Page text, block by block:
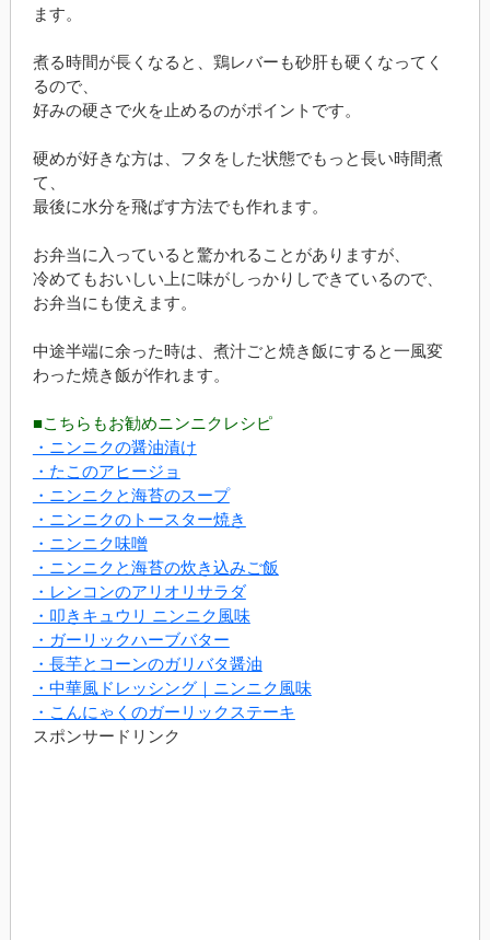
ます。
煮る時間が長くなると、鶏レバーも砂肝も硬くなってく
るので、
好みの硬さで火を止めるのがポイントです。
硬めが好きな方は、フタをした状態でもっと長い時間煮
て、
最後に水分を飛ばす方法でも作れます。
お弁当に入っていると驚かれることがありますが、
冷めてもおいしい上に味がしっかりしできているので、
お弁当にも使えます。
中途半端に余った時は、煮汁ごと焼き飯にすると一風変
わった焼き飯が作れます。
■こちらもお勧めニンニクレシピ
・ニンニクの醤油漬け
・たこのアヒージョ
・ニンニクと海苔のスープ
・ニンニクのトースター焼き
・ニンニク味噌
・ニンニクと海苔の炊き込みご飯
・レンコンのアリオリサラダ
・叩きキュウリ ニンニク風味
・ガーリックハーブバター
・長芋とコーンのガリバタ醤油
・中華風ドレッシング｜ニンニク風味
・こんにゃくのガーリックステーキ
スポンサードリンク